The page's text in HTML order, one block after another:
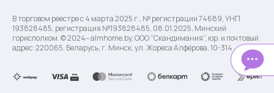
В торговом реестре с 4 марта 2025 г., № регистрации 74689, УНП
193828485, регистрация №193828485, 08.01.2025, Минский
горисполком. © 2024– almhome.by, ООО “Скандимания”, юр. и почтовый
адрес: 220065, Беларусь, г. Минск, ул. Жореса Алфёрова, 10-314